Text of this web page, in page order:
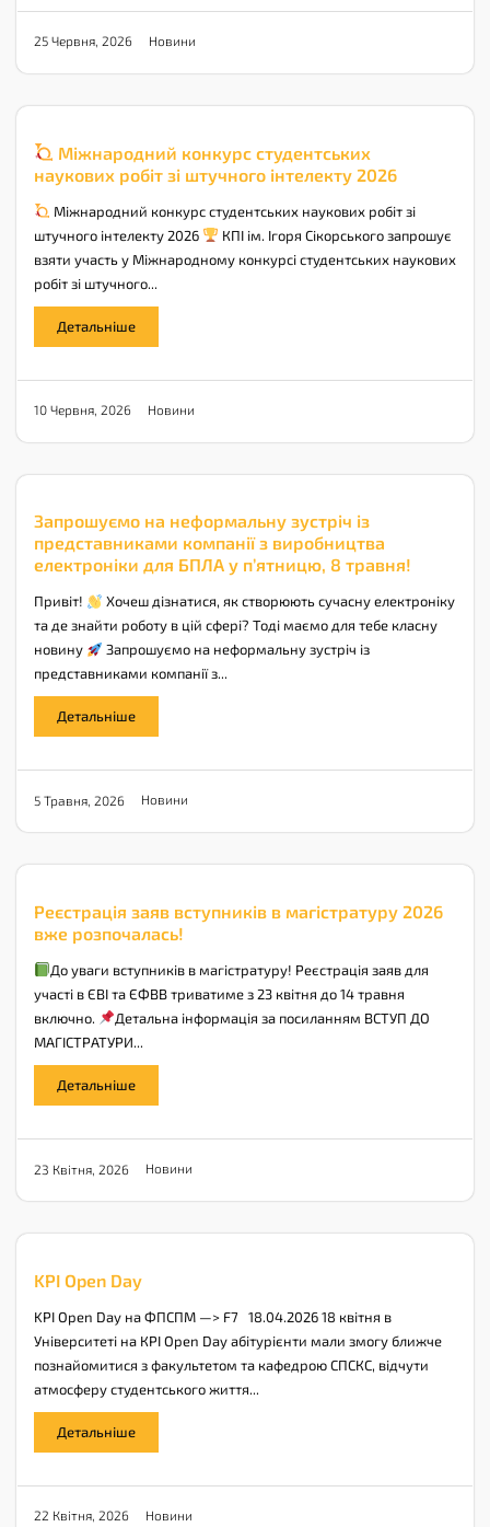
25 Червня, 2026 Новини
Міжнародний конкурс студентських
наукових робіт зі штучного інтелекту 2026
10 Червня, 2026 Новини
Міжнародний конкурс студентських наукових робіт зі
штучного інтелекту 2026
КПІ ім. Ігоря Сікорського запрошує
взяти участь у Міжнародному конкурсі студентських наукових
робіт зі штучного...
Детальніше
Запрошуємо на неформальну зустріч із
представниками компанії з виробництва
електроніки для БПЛА у п’ятницю, 8 травня!
5 Травня, 2026 Новини
Привіт!
Хочеш дізнатися, як створюють сучасну електроніку
та де знайти роботу в цій сфері? Тоді маємо для тебе класну
новину
Запрошуємо на неформальну зустріч із
представниками компанії з...
Детальніше
Реєстрація заяв вступників в магістратуру 2026
вже розпочалась!
23 Квітня, 2026 Новини
До уваги вступників в магістратуру! Реєстрація заяв для
участі в ЄВІ та ЄФВВ триватиме з 23 квітня до 14 травня
включно.
Детальна інформація за посиланням ВСТУП ДО
МАГІСТРАТУРИ...
Детальніше
KPI Open Day
22 Квітня, 2026 Новини
KPI Open Day на ФПСПМ —> F7 18.04.2026 18 квітня в
Університеті на КPI Open Day абітурієнти мали змогу ближче
познайомитися з факультетом та кафедрою СПСКС, відчути
атмосферу студентського життя...
Детальніше